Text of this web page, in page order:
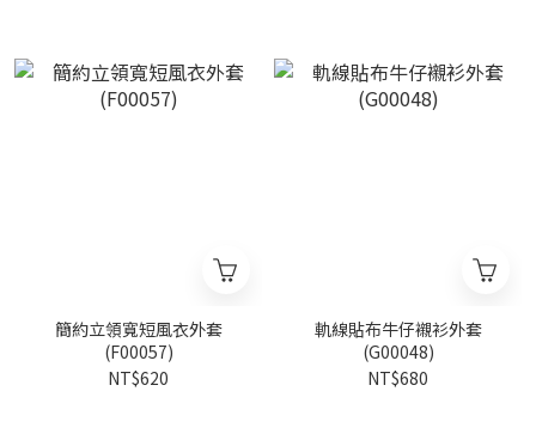
簡約立領寬短風衣外套
(F00057)
NT$620
軌線貼布牛仔襯衫外套
(G00048)
NT$680